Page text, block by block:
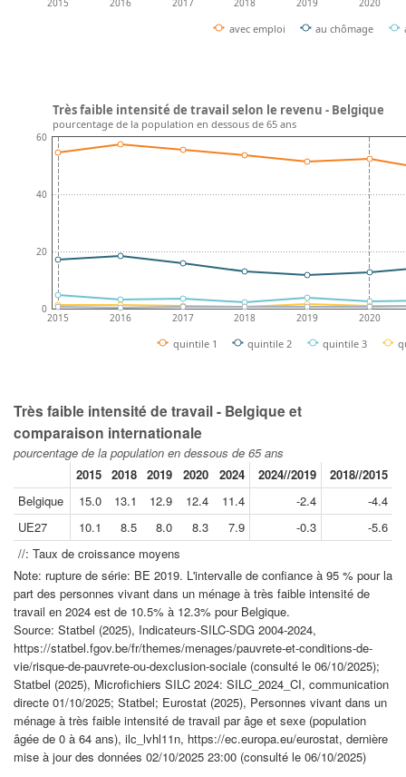
2015 2016 2017 2018 2019 2020
avec emploi au chômage
2015 2016 2017 2018 2019 2020
0
20
40
60
quintile 1 quintile 2 quintile 3
Très faible intensité de travail selon le revenu - Belgique
pourcentage de la population en dessous de 65 ans
Très faible intensité de travail - Belgique et
comparaison internationale
pourcentage de la population en dessous de 65 ans
2015 2018 2019 2020 2024 2024//2019
2018//2015
Belgique
15.0 13.1 12.9 12.4 11.4 -2.4
-4.4
UE27
10.1 8.5 8.0 8.3 7.9 -0.3
-5.6
//: Taux de croissance moyens
Note: rupture de série: BE 2019. L'intervalle de confiance à 95 % pour la
part des personnes vivant dans un ménage à très faible intensité de
travail en 2024 est de 10.5% à 12.3% pour Belgique.
Source: Statbel (2025), Indicateurs-SILC-SDG 2004-2024,
https://statbel.fgov.be/fr/themes/menages/pauvrete-et-conditions-de-
vie/risque-de-pauvrete-ou-dexclusion-sociale (consulté le 06/10/2025);
Statbel (2025), Microfichiers SILC 2024: SILC_2024_CI, communication
directe 01/10/2025; Statbel; Eurostat (2025), Personnes vivant dans un
ménage à très faible intensité de travail par âge et sexe (population
âgée de 0 à 64 ans), ilc_lvhl11n, https://ec.europa.eu/eurostat, dernière
mise à jour des données 02/10/2025 23:00 (consulté le 06/10/2025)